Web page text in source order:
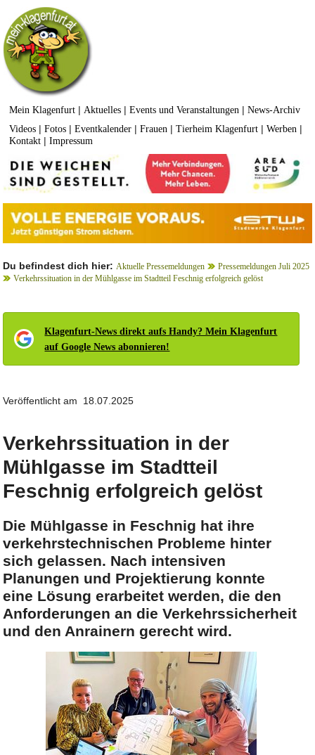
Mein Klagenfurt | Aktuelles |Events und Veranstaltungen |News-Archiv
Videos |Fotos |Eventkalender |Frauen |Tierheim Klagenfurt |Werben |
Kontakt |Impressum
Du befindest dich hier: Aktuelle Pressemeldungen
Pressemeldungen Juli 2025
Verkehrssituation in der Mühlgasse im Stadtteil Feschnig erfolgreich gelöst
Klagenfurt-News direkt aufs Handy? Mein Klagenfurt
auf Google News abonnieren!
Veröffentlicht am 18.07.2025
Verkehrssituation in der
Mühlgasse im Stadtteil
Feschnig erfolgreich gelöst
Die Mühlgasse in Feschnig hat ihre
verkehrstechnischen Probleme hinter
sich gelassen. Nach intensiven
Planungen und Projektierung konnte
eine Lösung erarbeitet werden, die den
Anforderungen an die Verkehrssicherheit
und den Anrainern gerecht wird.